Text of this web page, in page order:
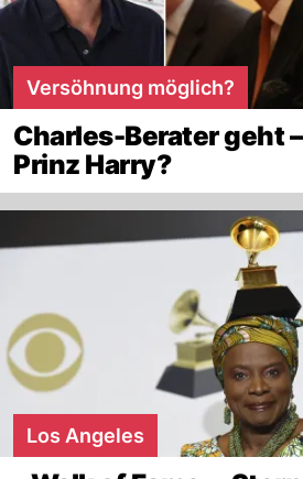
Versöhnung möglich?
Charles-Berater geht
Prinz Harry?
Los Angeles